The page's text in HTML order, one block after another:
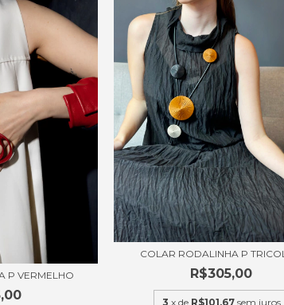
P VERMELHO
COLAR RODALINHA P
R$305,00
3 x de R$101,67 sem juros